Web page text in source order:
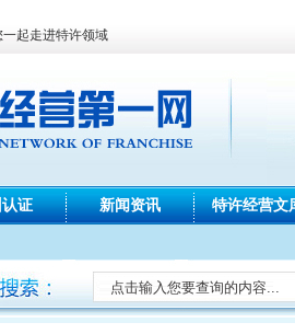
起走进特许领域
证 新闻资讯 特许经营文